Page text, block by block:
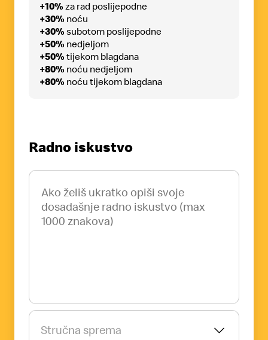
+10% za rad poslijepodne
+30% noću
+30% subotom poslijepodne
+50% nedjeljom
+50% tijekom blagdana
+80% noću nedjeljom
+80% noću tijekom blagdana
Radno iskustvo
Stručna sprema